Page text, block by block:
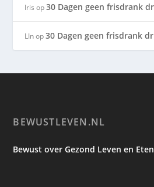
Iris op30 Dagen geen frisdrank
LInop30 Dagen geen frisdrank
BEWUSTLEVEN.NL
Bewust over Gezond Leven en Eten